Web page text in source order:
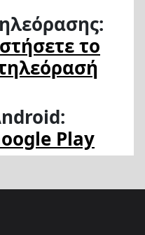
το
Play